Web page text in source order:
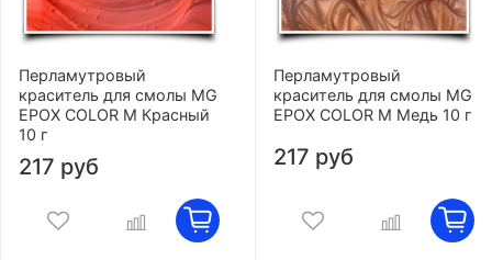
Перламутровый
краситель для смолы MG
EPOX COLOR M Красный
10 г
217 руб
Перламутровый
краситель для смолы MG
EPOX COLOR M Медь 10 г
217 руб